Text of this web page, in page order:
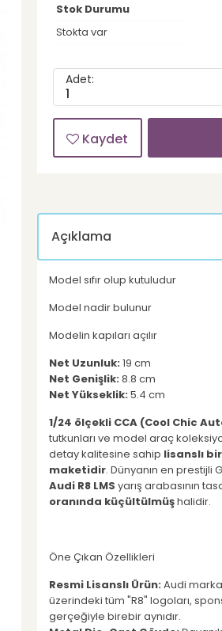
Stok Durumu
Stokta var
Adet:
1
Kaydet
Açıklama
Model sıfır olup kutuludur
Model nadir bulunur
Modelin kapıları açılır
Net Uzunluk:19 cm
Net Genişlik:8.8 cm
Net Yükseklik:5.4 cm
1/24 ölçekli CCA (Cool Chic
tutkunları ve model araç
detay kalitesine sahip lisanslı
maketidir. Dünyanın en prestijli
Audi R8 LMS yarış arabasının
oranında küçültülmüşhalidir.
Öne Çıkan Özellikleri
Resmi Lisanslı Ürün:Audi
üzerindeki tüm "R8" logoları,
gerçeğiyle birebir aynıdır.